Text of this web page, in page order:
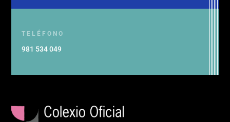
TELÉFONO
981 534 049